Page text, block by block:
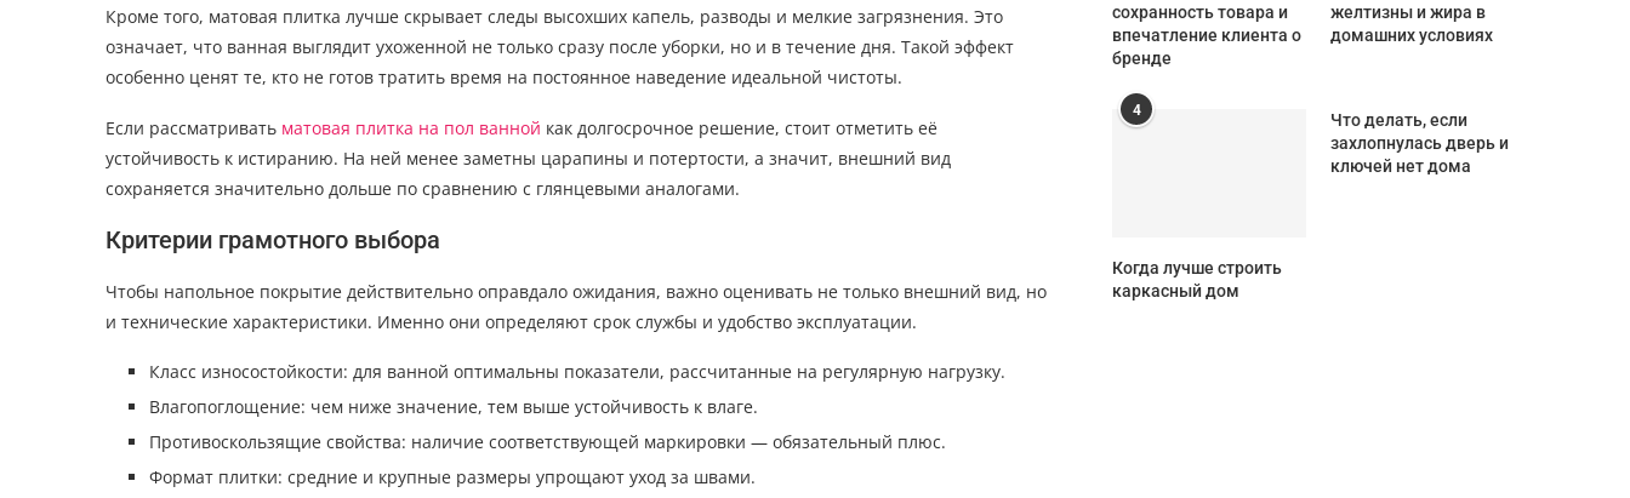
Кроме того, матовая плитка лучше скрывает следы высохших капель, разводы и мелкие загрязнения. Это
означает, что ванная выглядит ухоженной не только сразу после уборки, но и в течение дня. Такой эффект
особенно ценят те, кто не готов тратить время на постоянное наведение идеальной чистоты.
Если рассматривать матовая плитка на пол ванной как долгосрочное решение, стоит отметить её
устойчивость к истиранию. На ней менее заметны царапины и потертости, а значит, внешний вид
сохраняется значительно дольше по сравнению с глянцевыми аналогами.
Критерии грамотного выбора
Чтобы напольное покрытие действительно оправдало ожидания, важно оценивать не только внешний вид, но
и технические характеристики. Именно они определяют срок службы и удобство эксплуатации.
Класс износостойкости: для ванной оптимальны показатели, рассчитанные на регулярную нагрузку.
Влагопоглощение: чем ниже значение, тем выше устойчивость к влаге.
Противоскользящие свойства: наличие соответствующей маркировки — обязательный плюс.
Формат плитки: средние и крупные размеры упрощают уход за швами.
сохранность товара и
впечатление клиента о
бренде
желтизны и жира в
домашних условиях
4
Когда лучше строить
каркасный дом
Что делать, если
захлопнулась дверь и
ключей нет дома